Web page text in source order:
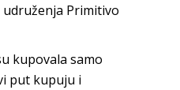
Primitivo
kupovala samo
put kupuju i